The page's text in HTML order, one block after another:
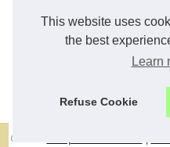
This website uses
the best
Learn
Refuse Cookie
© 2026